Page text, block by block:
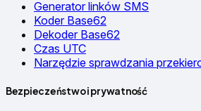
Generator linków SMS
Koder Base62
Dekoder Base62
Czas UTC
Narzędzie sprawdzania
Bezpieczeństwo i prywatność